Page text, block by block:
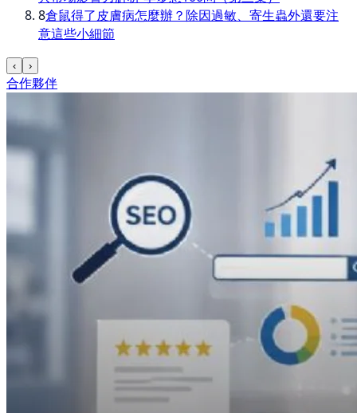
8倉鼠得了皮膚病怎麼辦？除因過敏、寄生蟲外還要注
意這些小細節
‹ ›
合作夥伴